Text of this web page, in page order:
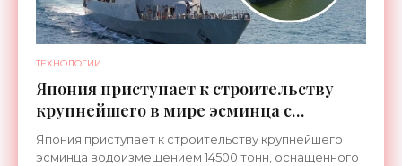
ТЕХНОЛОГИИ
Япония приступает к строительству
крупнейшего в мире эсминца с
системой ПРО AEGIS - «Оружие»
Япония приступает к строительству крупнейшего
эсминца водоизмещением 14500 тонн, оснащенного